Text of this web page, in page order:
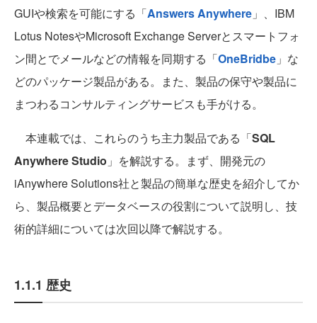
GUIや検索を可能にする「Answers Anywhere 」、IBM
Lotus NotesやMicrosoft Exchange Serverとスマートフォ
ン間とでメールなどの情報を同期する「OneBridbe 」な
どのパッケージ製品がある。また、製品の保守や製品に
まつわるコンサルティングサービスも手がける。
本連載では、これらのうち主力製品である「SQL
Anywhere Studio 」を解説する。まず、開発元の
iAnywhere Solutions社と製品の簡単な歴史を紹介してか
ら、製品概要とデータベースの役割について説明し、技
術的詳細については次回以降で解説する。
1.1.1 歴史